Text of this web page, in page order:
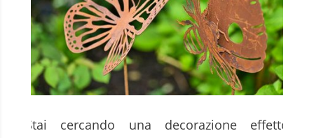
Stai cercando una decorazione effetto